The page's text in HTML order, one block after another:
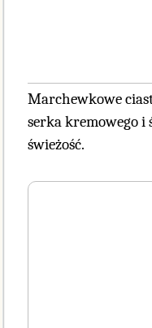
Marchewkowe
serka kremowego i
świeżość.